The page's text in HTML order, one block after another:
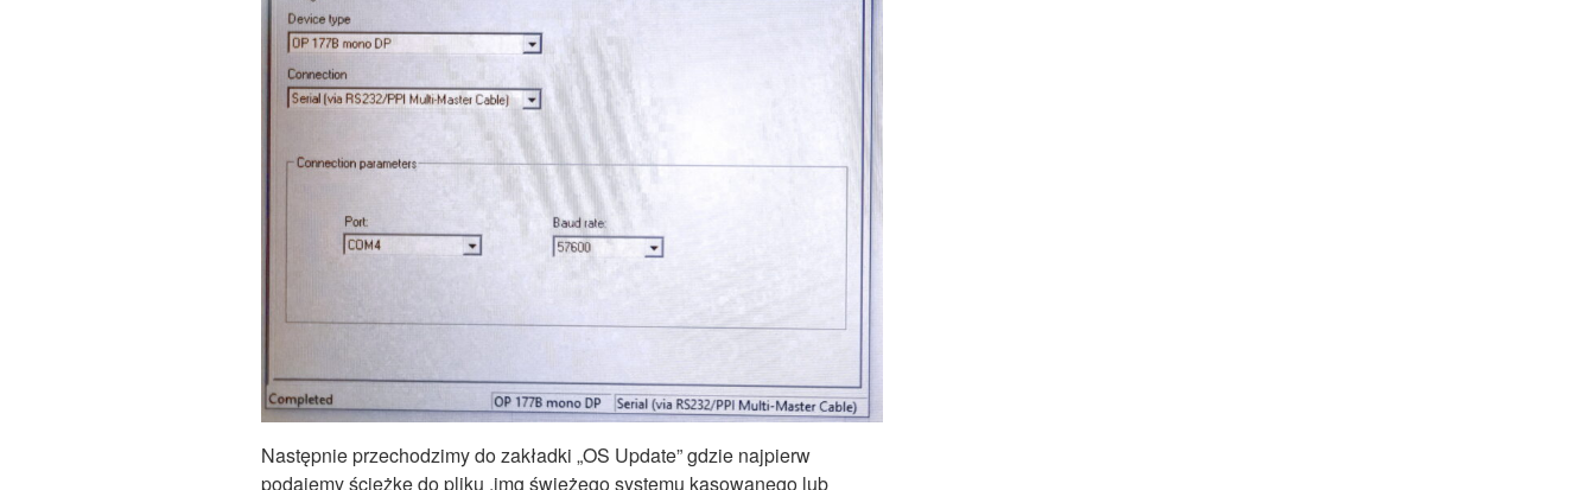
Następnie przechodzimy do zakładki „OS Update” gdzie najpierw
podajemy ścieżkę do pliku .img świeżego systemu kasowanego lub